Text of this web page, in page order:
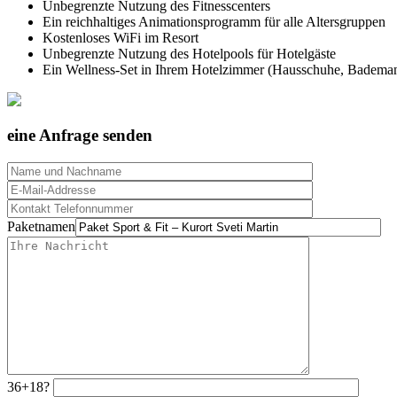
Unbegrenzte Nutzung des Fitnesscenters
Ein reichhaltiges Animationsprogramm für alle Altersgruppen
Kostenloses WiFi im Resort
Unbegrenzte Nutzung des Hotelpools für Hotelgäste
Ein Wellness-Set in Ihrem Hotelzimmer (Hausschuhe,
eine Anfrage senden
Paketnamen
36+18?